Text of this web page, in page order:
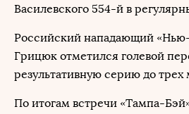
Василевского 554-й в
Российский нападающий
Грицюк отметился голевой
результативную серию до трех
По итогам встречи «Тампа-